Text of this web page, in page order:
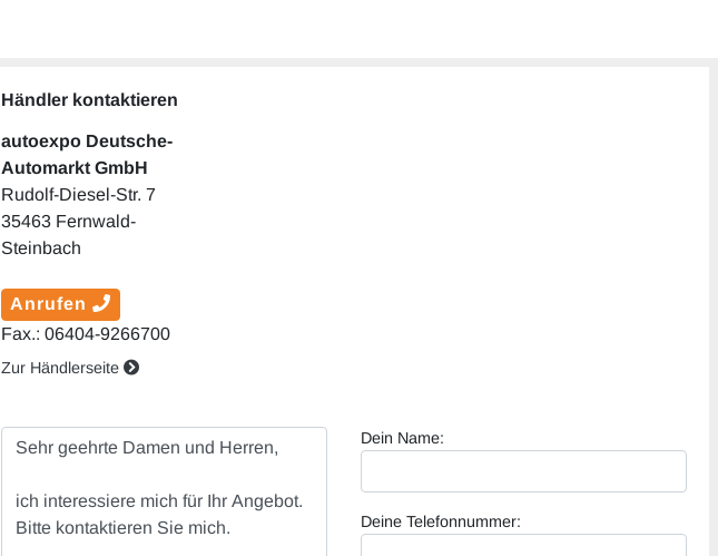
Händler kontaktieren
autoexpo Deutsche-
Automarkt GmbH
Rudolf-Diesel-Str. 7
35463 Fernwald-
Steinbach
Anrufen
Fax.: 06404-9266700
Zur Händlerseite
Dein Name:
Deine Telefonnummer: